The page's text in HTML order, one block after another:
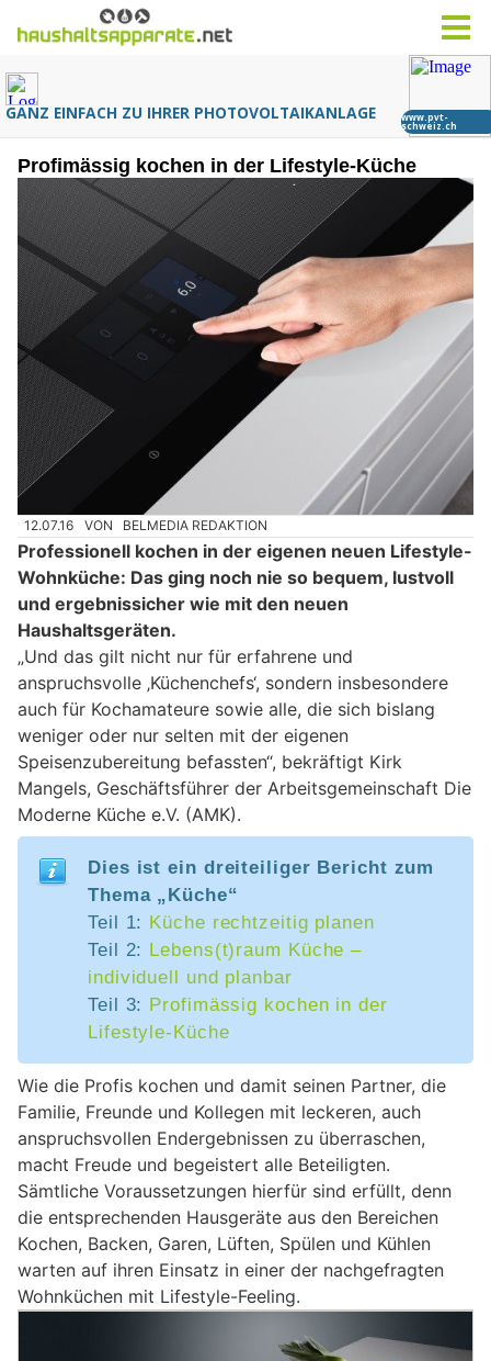
Profimässig kochen in der Lifestyle-Küche
12.07.16 VON BELMEDIA REDAKTION
Professionell kochen in der eigenen neuen Lifestyle-
Wohnküche: Das ging noch nie so bequem, lustvoll
und ergebnissicher wie mit den neuen
Haushaltsgeräten.
„Und das gilt nicht nur für erfahrene und
anspruchsvolle ‚Küchenchefs‘, sondern insbesondere
auch für Kochamateure sowie alle, die sich bislang
weniger oder nur selten mit der eigenen
Speisenzubereitung befassten“, bekräftigt Kirk
Mangels, Geschäftsführer der Arbeitsgemeinschaft Die
Moderne Küche e.V. (AMK).
Dies ist ein dreiteiliger Bericht zum
Thema „Küche“
Teil 1: Küche rechtzeitig planen
Teil 2: Lebens(t)raum Küche –
individuell und planbar
Teil 3: Profimässig kochen in der
Lifestyle-Küche
Wie die Profis kochen und damit seinen Partner, die
Familie, Freunde und Kollegen mit leckeren, auch
anspruchsvollen Endergebnissen zu überraschen,
macht Freude und begeistert alle Beteiligten.
Sämtliche Voraussetzungen hierfür sind erfüllt, denn
die entsprechenden Hausgeräte aus den Bereichen
Kochen, Backen, Garen, Lüften, Spülen und Kühlen
warten auf ihren Einsatz in einer der nachgefragten
Wohnküchen mit Lifestyle-Feeling.